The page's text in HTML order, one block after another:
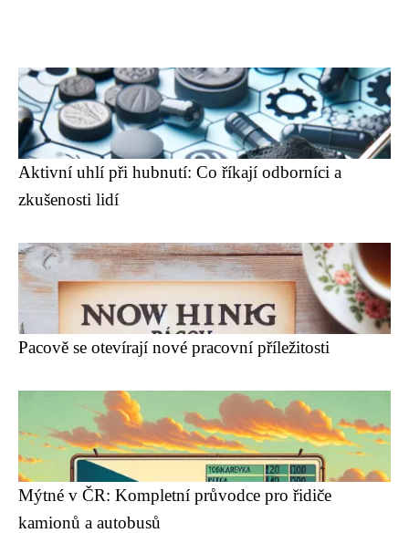
Aktivní uhlí při hubnutí: Co říkají odborníci a
zkušenosti lidí
Pacově se otevírají nové pracovní příležitosti
Mýtné v ČR: Kompletní průvodce pro řidiče
kamionů a autobusů